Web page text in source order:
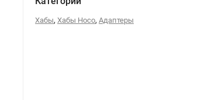
Хабы,Хабы Hoco,Адаптеры